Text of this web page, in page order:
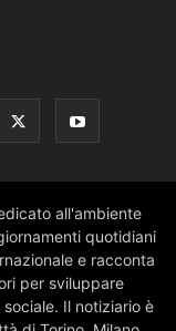
all'ambiente
quotidiani
e racconta
per sviluppare
Il notiziario è